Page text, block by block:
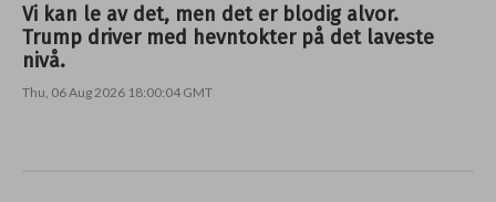
Vi kan le av det, men det er blodig alvor.
Trump driver med hevntokter på det laveste
nivå.
Thu, 06 Aug 2026 18:00:04 GMT